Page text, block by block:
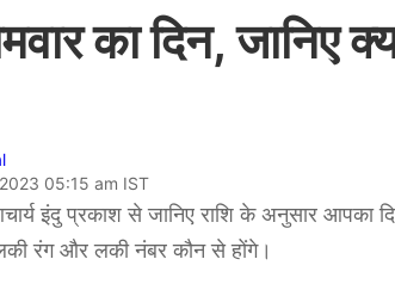
का दिन, जानिए
05:15 am IST
इंदु प्रकाश से जानिए राशि के अनुसार आपका
रंग और लकी नंबर कौन से होंगे।